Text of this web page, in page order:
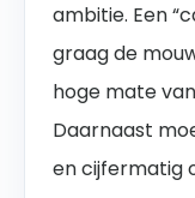
ambitie. Een
graag de
hoge mate
Daarnaast
en cijfermatig